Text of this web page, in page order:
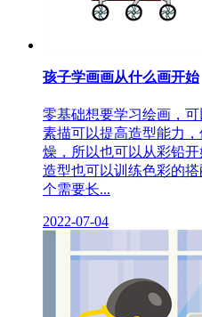
孩子学画画从什么画开始
零基础想要学习绘画，
素描可以提高造型能力
燥，所以也可以从彩铅
造型也可以训练色彩的
个需要长...
2022-07-04